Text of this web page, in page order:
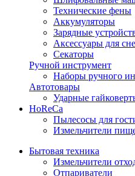
Технические фены
Аккумуляторы
Зарядные
Аксессуары для
Секаторы
Ручной инструмент
Наборы ручного
Автотовары
Ударные
HoReCa
Пылесосы для
Измельчители
Бытовая техника
Измельчители
Отпариватели